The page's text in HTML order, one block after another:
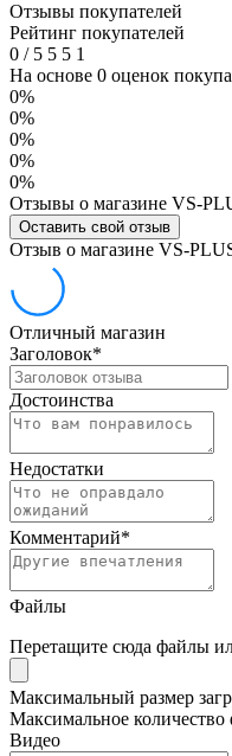
Отзывы покупателей
Рейтинг покупателей
0 /5 5 5 1
На основе 0 оценок
0%
0%
0%
0%
0%
Отзывы о магазине VS-
Оставить свой отзыв
Отзыв о магазине VS-
Отличный магазин
Заголовок*
Достоинства
Недостатки
Комментарий*
Файлы
Перетащите сюда файлы
Максимальный размер
Максимальное
Видео